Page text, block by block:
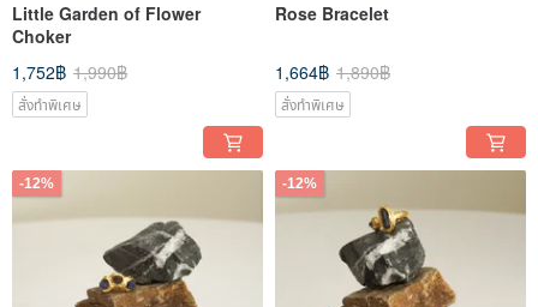
Little Garden of Flower
Choker
1,752฿ 1,990฿
สั่งทำพิเศษ
Rose Bracelet
1,664฿ 1,890฿
สั่งทำพิเศษ
-12% -12%